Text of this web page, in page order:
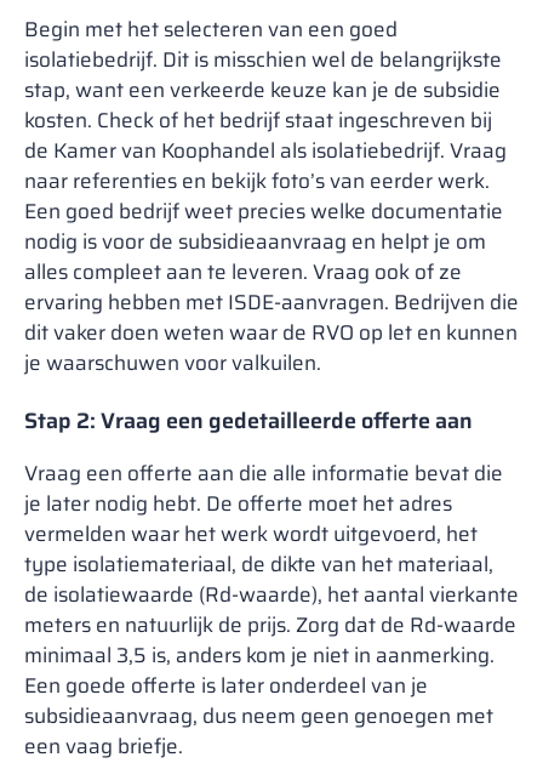
Begin met het selecteren van een goed
isolatiebedrijf. Dit is misschien wel de belangrijkste
stap, want een verkeerde keuze kan je de subsidie
kosten. Check of het bedrijf staat ingeschreven bij
de Kamer van Koophandel als isolatiebedrijf. Vraag
naar referenties en bekijk foto’s van eerder werk.
Een goed bedrijf weet precies welke documentatie
nodig is voor de subsidieaanvraag en helpt je om
alles compleet aan te leveren. Vraag ook of ze
ervaring hebben met ISDE-aanvragen. Bedrijven die
dit vaker doen weten waar de RVO op let en kunnen
je waarschuwen voor valkuilen.
Stap 2: Vraag een gedetailleerde offerte aan
Vraag een offerte aan die alle informatie bevat die
je later nodig hebt. De offerte moet het adres
vermelden waar het werk wordt uitgevoerd, het
type isolatiemateriaal, de dikte van het materiaal,
de isolatiewaarde (Rd-waarde), het aantal vierkante
meters en natuurlijk de prijs. Zorg dat de Rd-waarde
minimaal 3,5 is, anders kom je niet in aanmerking.
Een goede offerte is later onderdeel van je
subsidieaanvraag, dus neem geen genoegen met
een vaag briefje.